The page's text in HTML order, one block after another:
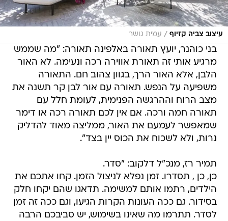
עיצוב צביה קזיוף / עמית גושר
בני כוהנר, יועץ תאורה באלפינה תאורה: "מה שממש
מרגיע אותי זה תאורת אווירה רכה ונעימה. לא האור
הלבן, אלא האור הרך, בגוון צהוב חם. התאורה
משפיעה על הנפש. תאורה עם אור לבן קר תשנה את
מצב הרוח וההרגשה הפנימית, לעומת חלל עם
תאורה חמה ורכה. אם אין לכם תאורה רכה או דימר
שמאפשר לעמעם את האור, ממליצה מאוד להדליק
נרות, ולא לשכוח את הכוס יין בצד".
תמיר רז, מנכ"ל דלקוב: "סדר.
כן, כן , תסדרו. זמן נפלא לניצול הזמן. קחו אתכם את
הילדים, רתמו אותם למשימה. תדאגו שהם יקחו חלק
בסידור. גם ככה העונות הקרות הגיעו, וגם ככה זה זמן
לסדר. תתרמו מה שאינו בשימוש, יש סביבכם הרבה